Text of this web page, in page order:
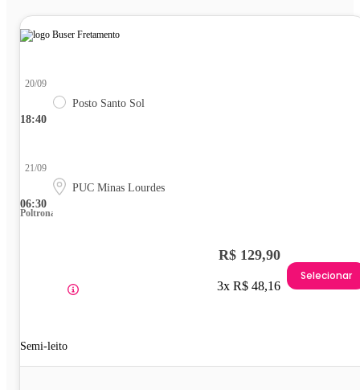
18:40
20/09
Posto Santo Sol
06:30
21/09
PUC Minas Lourdes
Poltrona
Semi-leito
R$ 129,90
3x R$ 48,16
Selecionar